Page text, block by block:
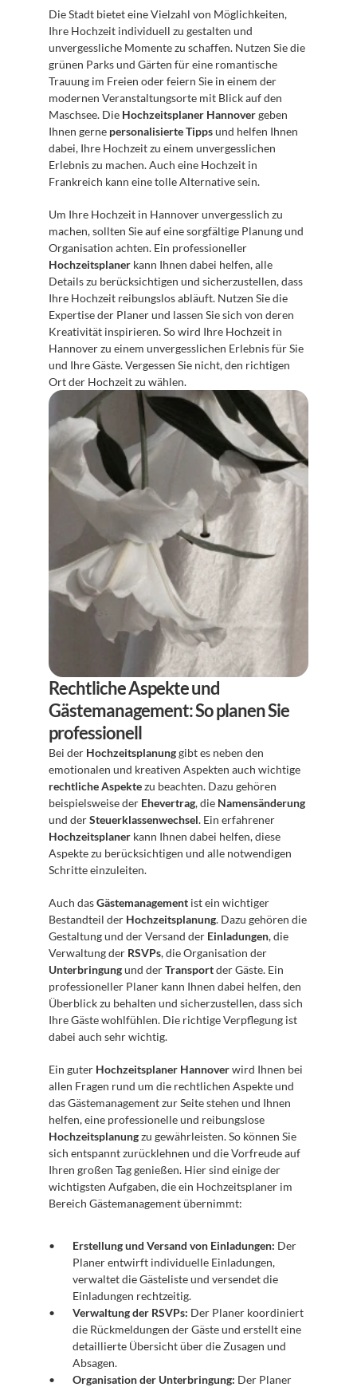
Die Stadt bietet eine Vielzahl von Möglichkeiten,
Ihre Hochzeit individuell zu gestalten und
unvergessliche Momente zu schaffen. Nutzen Sie die
grünen Parks und Gärten für eine romantische
Trauung im Freien oder feiern Sie in einem der
modernen Veranstaltungsorte mit Blick auf den
Maschsee. Die Hochzeitsplaner Hannover geben
Ihnen gerne personalisierte Tipps und helfen Ihnen
dabei, Ihre Hochzeit zu einem unvergesslichen
Erlebnis zu machen. Auch eine Hochzeit in
Frankreich kann eine tolle Alternative sein.
Um Ihre Hochzeit in Hannover unvergesslich zu
machen, sollten Sie auf eine sorgfältige Planung und
Hochzeitsplaner kann Ihnen dabei helfen, alle
Details zu berücksichtigen und sicherzustellen, dass
Ihre Hochzeit reibungslos abläuft. Nutzen Sie die
Expertise der Planer und lassen Sie sich von deren
Kreativität inspirieren. So wird Ihre Hochzeit in
Hannover zu einem unvergesslichen Erlebnis für Sie
und Ihre Gäste. Vergessen Sie nicht, den richtigen
Ort der Hochzeit zu wählen.
Rechtliche Aspekte und
Gästemanagement: So planen Sie
professionell
Bei der Hochzeitsplanung gibt es neben den
rechtliche Aspekte zu beachten. Dazu gehören
beispielsweise der Ehevertrag, die Namensänderung
und der Steuerklassenwechsel
Hochzeitsplaner kann Ihnen dabei helfen, diese
Aspekte zu berücksichtigen und alle notwendigen
Schritte einzuleiten.
Auch das Gästemanagement ist ein wichtiger
Bestandteil der Hochzeitsplanung. Dazu gehören die
Gestaltung und der Versand der Einladungen, die
Verwaltung der RSVPs
Unterbringung und der Transport der Gäste. Ein
professioneller Planer kann Ihnen dabei helfen, den
Überblick zu behalten und sicherzustellen, dass sich
Ihre Gäste wohlfühlen. Die richtige Verpflegung ist
dabei auch sehr wichtig.
Ein guter Hochzeitsplaner Hannover wird Ihnen bei
allen Fragen rund um die rechtlichen Aspekte und
das Gästemanagement zur Seite stehen und Ihnen
Hochzeitsplanung zu gewährleisten. So können Sie
sich entspannt zurücklehnen und die Vorfreude auf
Ihren großen Tag genießen. Hier sind einige der
wichtigsten Aufgaben, die ein Hochzeitsplaner im
Bereich Gästemanagement übernimmt:
Erstellung und Versand von Einladungen: Der
Planer entwirft individuelle Einladungen,
verwaltet die Gästeliste und versendet die
Einladungen rechtzeitig.
Verwaltung der RSVPs: Der Planer koordiniert
die Rückmeldungen der Gäste und erstellt eine
detaillierte Übersicht über die Zusagen und
Absagen.
Organisation der Unterbringung: Der Planer